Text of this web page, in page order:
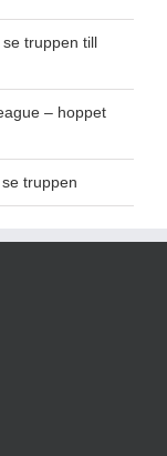
truppen till
– hoppet
truppen